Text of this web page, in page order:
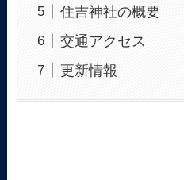
住吉神社の概要
交通アクセス
更新情報